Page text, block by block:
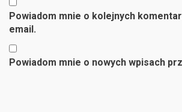
Powiadom mnie o kolejnych
email.
Powiadom mnie o nowych wpisach